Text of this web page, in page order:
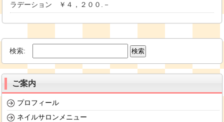
ラデーション ￥４，２００.－
検索:
ご案内
プロフィール
ネイルサロンメニュー